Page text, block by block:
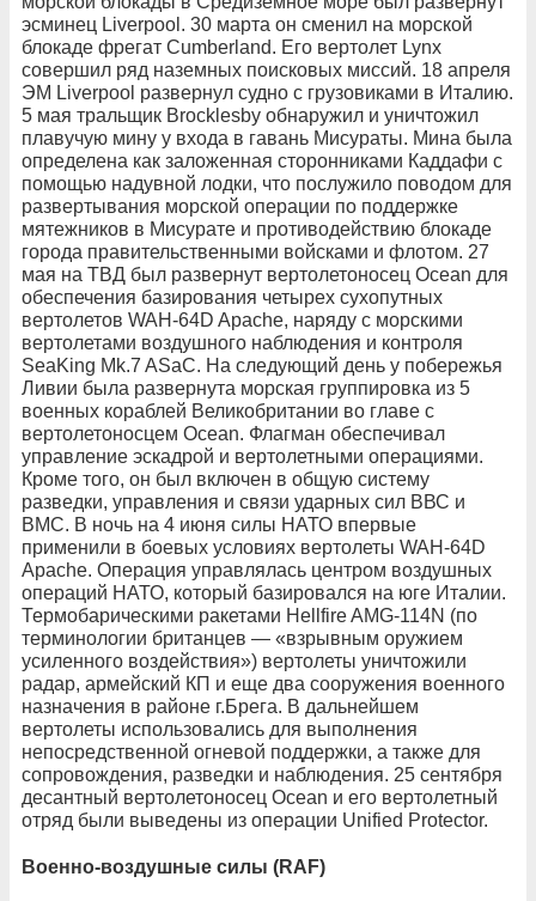
эсминец Liverpool. 30 марта он сменил на морской
блокаде фрегат Cumberland. Его вертолет Lynx
совершил ряд наземных поисковых миссий. 18 апреля
ЭМ Liverpool развернул судно с грузовиками в Италию.
5 мая тральщик Brocklesby обнаружил и уничтожил
плавучую мину у входа в гавань Мисураты. Мина была
определена как заложенная сторонниками Каддафи с
помощью надувной лодки, что послужило поводом для
развертывания морской операции по поддержке
мятежников в Мисурате и противодействию блокаде
города правительственными войсками и флотом. 27
мая на ТВД был развернут вертолетоносец Ocean для
обеспечения базирования четырех сухопутных
вертолетов WAH-64D Apache, наряду с морскими
вертолетами воздушного наблюдения и контроля
SeaKing Mk.7 ASaC. На следующий день у побережья
Ливии была развернута морская группировка из 5
военных кораблей Великобритании во главе с
вертолетоносцем Ocean. Флагман обеспечивал
управление эскадрой и вертолетными операциями.
Кроме того, он был включен в общую систему
разведки, управления и связи ударных сил ВВС и
ВМС. В ночь на 4 июня силы НАТО впервые
применили в боевых условиях вертолеты WAH-64D
Apache. Операция управлялась центром воздушных
операций НАТО, который базировался на юге Италии.
Термобарическими ракетами Hellfire AMG-114N (по
терминологии британцев — «взрывным оружием
усиленного воздействия») вертолеты уничтожили
радар, армейский КП и еще два сооружения военного
назначения в районе г.Брега. В дальнейшем
вертолеты использовались для выполнения
непосредственной огневой поддержки, а также для
сопровождения, разведки и наблюдения. 25 сентября
десантный вертолетоносец Ocean и его вертолетный
отряд были выведены из операции Unified Protector.
Военно-воздушные силы (RAF)